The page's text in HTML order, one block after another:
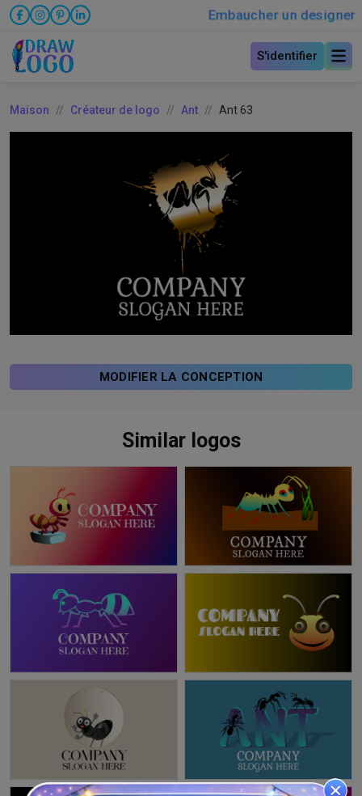
Embaucher un designer
S'identifier
Maison Créateur de logo Ant Ant 63
MODIFIER LA CONCEPTION
Similar logos